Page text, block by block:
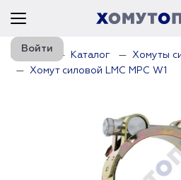
Войти
Главная Каталог
Хомуты
Хомут силовой LMC MPC W1